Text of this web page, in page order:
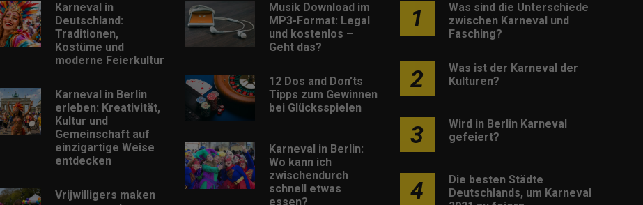
Karneval in
Deutschland:
Traditionen,
Kostüme und
moderne Feierkultur
Karneval in Berlin
erleben: Kreativität,
Kultur und
Gemeinschaft auf
einzigartige Weise
entdecken
Vrijwilligers maken
Musik Download im
MP3-Format: Legal
und kostenlos –
Geht das?
12 Dos and Don’ts
Tipps zum Gewinnen
bei Glücksspielen
Karneval in Berlin:
Wo kann ich
zwischendurch
schnell etwas
essen?
1
Was sind die Unterschiede
zwischen Karneval und
Fasching?
2
Was ist der Karneval der
Kulturen?
3
Wird in Berlin Karneval
gefeiert?
4
Die besten Städte
Deutschlands, um Karneval